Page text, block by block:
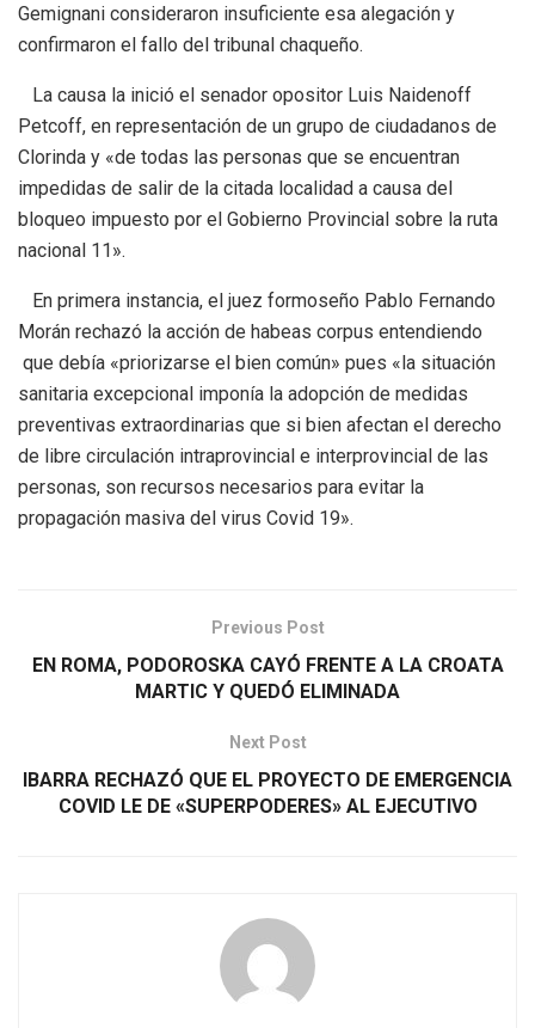
Gemignani consideraron insuficiente esa alegación y
confirmaron el fallo del tribunal chaqueño.
La causa la inició el senador opositor Luis Naidenoff
Petcoff, en representación de un grupo de ciudadanos de
Clorinda y «de todas las personas que se encuentran
impedidas de salir de la citada localidad a causa del
bloqueo impuesto por el Gobierno Provincial sobre la ruta
nacional 11».
En primera instancia, el juez formoseño Pablo Fernando
Morán rechazó la acción de habeas corpus entendiendo
que debía «priorizarse el bien común» pues «la situación
sanitaria excepcional imponía la adopción de medidas
preventivas extraordinarias que si bien afectan el derecho
de libre circulación intraprovincial e interprovincial de las
personas, son recursos necesarios para evitar la
propagación masiva del virus Covid 19».
Previous Post
EN ROMA, PODOROSKA CAYÓ FRENTE A LA CROATA
MARTIC Y QUEDÓ ELIMINADA
Next Post
IBARRA RECHAZÓ QUE EL PROYECTO DE EMERGENCIA
COVID LE DE «SUPERPODERES» AL EJECUTIVO